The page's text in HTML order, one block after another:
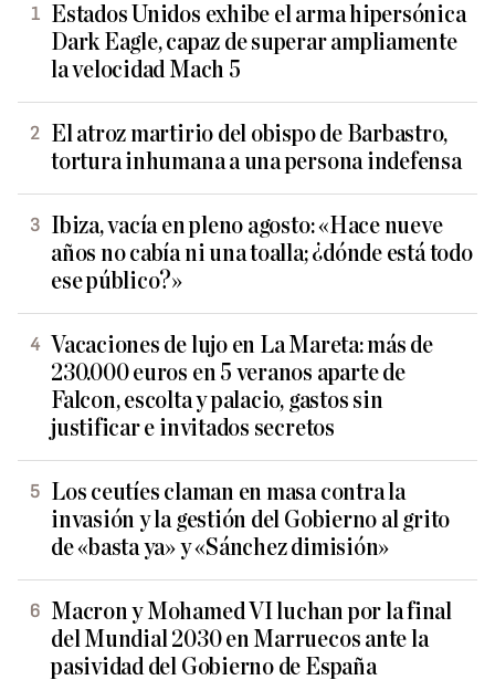
Estados Unidos exhibe el arma hipersónica
Dark Eagle, capaz de superar ampliamente
la velocidad Mach 5
El atroz martirio del obispo de Barbastro,
tortura inhumana a una persona indefensa
Ibiza, vacía en pleno agosto: «Hace nueve
años no cabía ni una toalla; ¿dónde está todo
ese público?»
Vacaciones de lujo en La Mareta: más de
230.000 euros en 5 veranos aparte de
Falcon, escolta y palacio, gastos sin
justificar e invitados secretos
Los ceutíes claman en masa contra la
invasión y la gestión del Gobierno al grito
de «basta ya» y «Sánchez dimisión»
Macron y Mohamed VI luchan por la final
del Mundial 2030 en Marruecos ante la
pasividad del Gobierno de España